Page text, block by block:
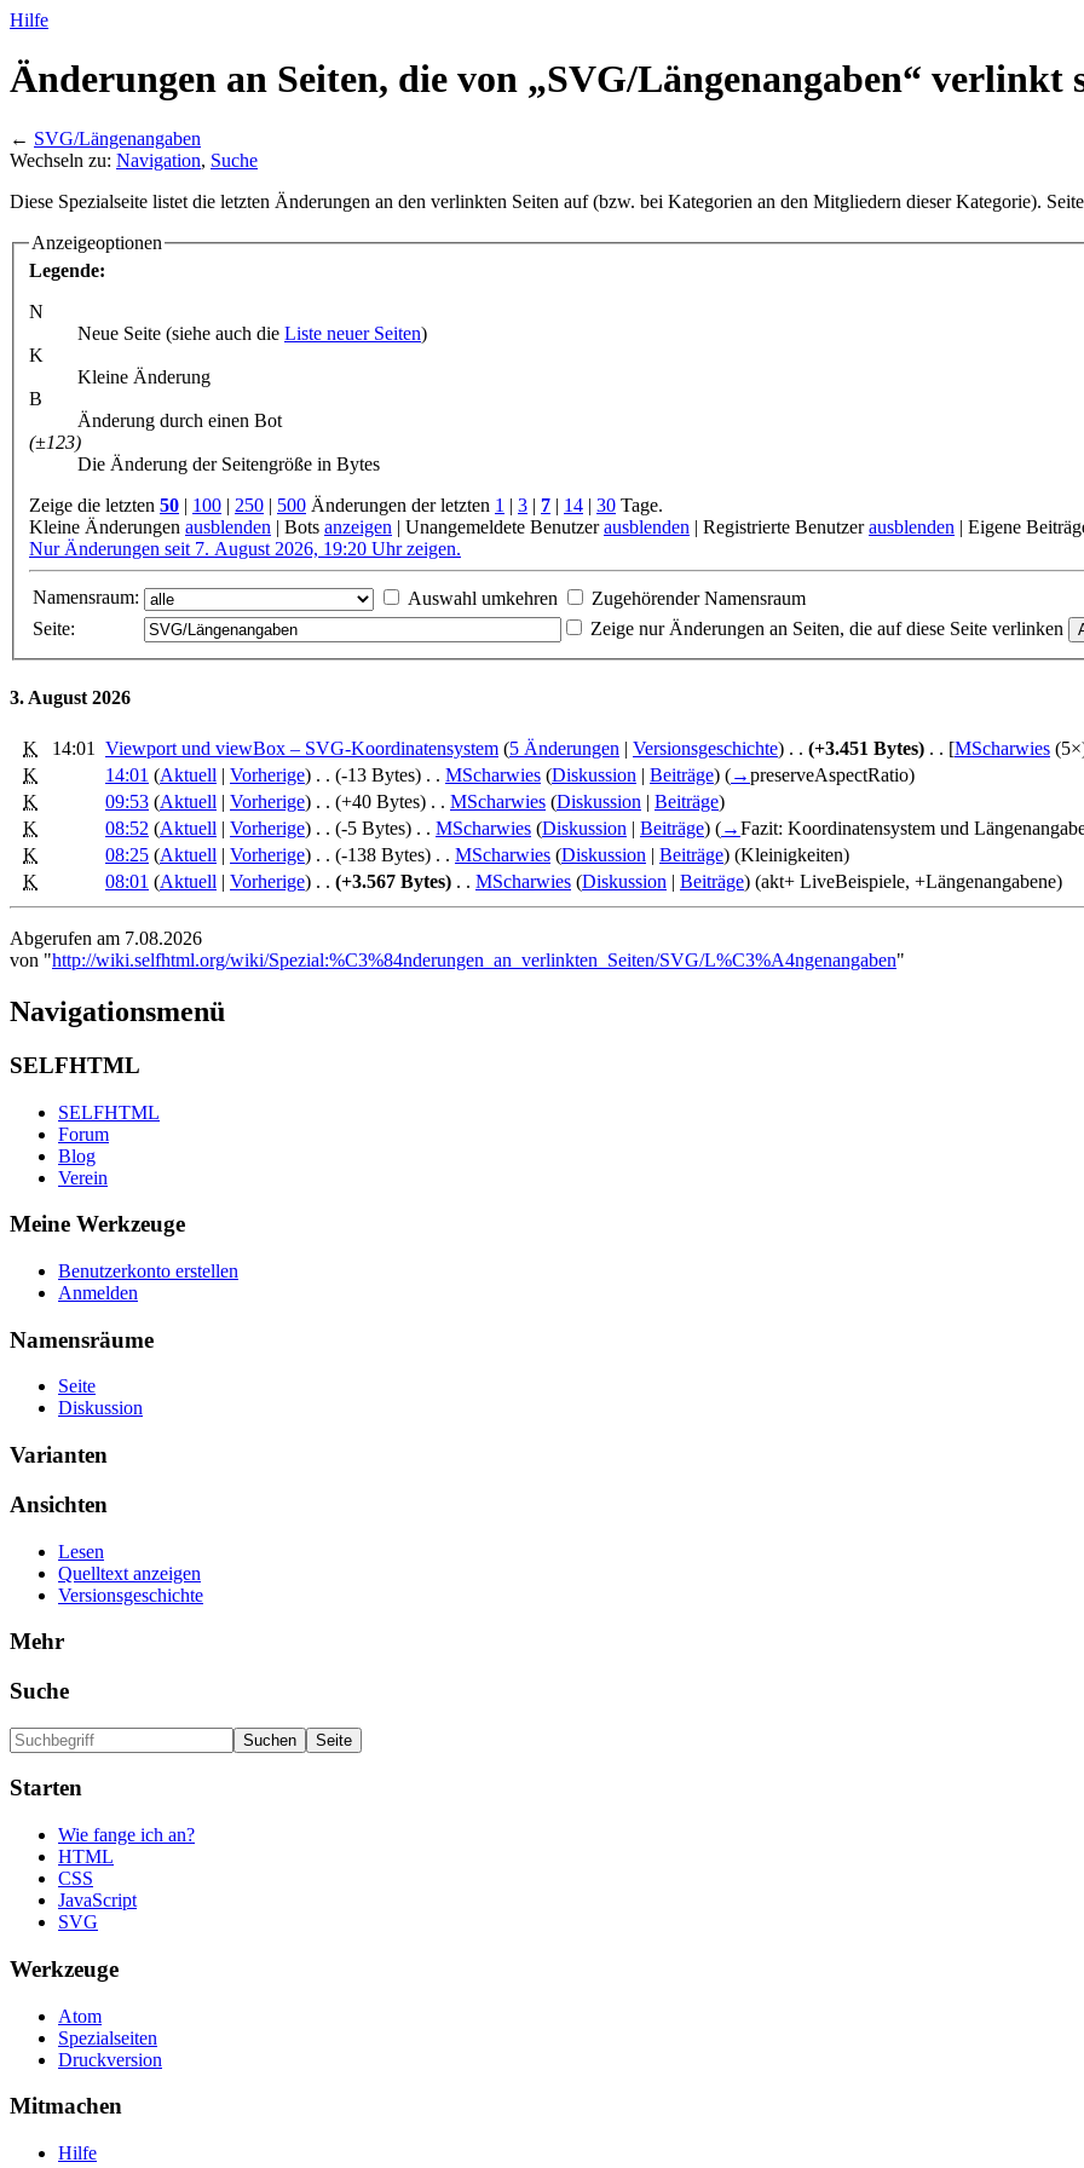
Hilfe
Änderungen an Seiten, die von „SVG/Längenangaben“ verlinkt
← SVG/Längenangaben
Wechseln zu: Navigation, Suche
Diese Spezialseite listet die letzten Änderungen an den verlinkten Seiten auf (bzw. bei Kategorien an den Mitgliedern dieser Kategorie).
Anzeigeoptionen
Legende:
N
Neue Seite (siehe auch die Liste neuer Seiten)
K
Kleine Änderung
B
Änderung durch einen Bot
(±123)
Die Änderung der Seitengröße in Bytes
Zeige die letzten 50 100 250 500 Änderungen der letzten 1 3 7 14 30 Tage.
Kleine Änderungen ausblenden Bots anzeigen Unangemeldete Benutzerausblenden Registrierte Benutzerausblenden Eigene
Nur Änderungen seit 7. August 2026, 19:20 Uhr zeigen.
Namensraum: Auswahl umkehren
Zugehörender Namensraum
Seite:
Zeige nur Änderungen an Seiten, die auf diese Seite verlinken
3. August 2026
K 14:01 Viewport und viewBox – SVG-Koordinatensystem ‎‎ (5 Änderungen | Versionsgeschichte) . . (+3.451 Bytes) . . [MScharwies
K
14:01 (Aktuell | Vorherige) . . (-13 Bytes) . . MScharwies (Diskussion | Beiträge) (→preserveAspectRatio)
K
09:53 (Aktuell | Vorherige) . . (+40 Bytes) . . MScharwies (Diskussion | Beiträge)
K
08:52 (Aktuell | Vorherige) . . (-5 Bytes) . . MScharwies (Diskussion | Beiträge) (→Fazit: Koordinatensystem und
K
08:25 (Aktuell | Vorherige) . . (-138 Bytes) . . MScharwies (Diskussion | Beiträge) (Kleinigkeiten)
K
08:01 (Aktuell | Vorherige) . . (+3.567 Bytes) . . MScharwies (Diskussion | Beiträge) (akt+ LiveBeispiele, +Längenangabene)
Abgerufen am 7.08.2026
von "http://wiki.selfhtml.org/wiki/Spezial:%C3%84nderungen_an_verlinkten_Seiten/SVG/L%C3%A4ngenangaben"
Navigationsmenü
SELFHTML
SELFHTML
Forum
Blog
Verein
Meine Werkzeuge
Benutzerkonto erstellen
Anmelden
Namensräume
Seite
Diskussion
Varianten
Ansichten
Lesen
Quelltext anzeigen
Versionsgeschichte
Mehr
Suche
Starten
Wie fange ich an?
HTML
CSS
JavaScript
SVG
Werkzeuge
Atom
Spezialseiten
Druckversion
Mitmachen
Hilfe